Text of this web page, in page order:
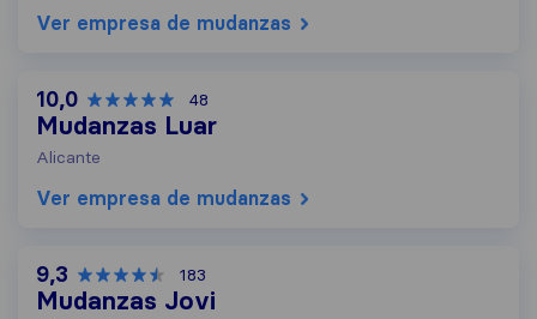
Ver empresa de mudanzas
10,0 48
Mudanzas Luar
Alicante
Ver empresa de mudanzas
9,3 183
Mudanzas Jovi